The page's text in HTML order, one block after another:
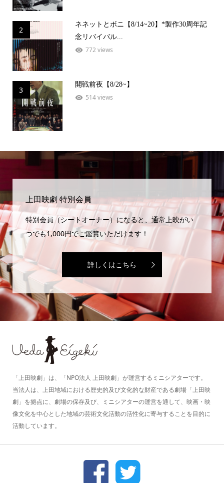
2
ネネットとボニ【8/14~20】*製作30周年記
念リバイバル...
772 views
3
開戦前夜【8/28~】
514 views
上田映劇 特別会員
特別会員（シートオーナー）になると、通常上映がい
つでも1,000円でご鑑賞いただけます！
詳しくはこちら
「上田映劇」は、「NPO法人 上田映劇」が運営するミニシアターです。
当法人は、上田地域における歴史的及び文化的な財産である劇場「上田映
劇」を拠点に、劇場の保存及び、ミニシアターの運営を通して、映画・映
像文化を中心とした地域の芸術文化活動の活性化に寄与することを目的に
活動しています。